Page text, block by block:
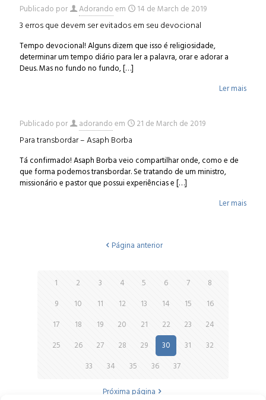
Publicado por Adorandoem 14 de March de 2019
3 erros que devem ser evitados em seu devocional
Tempo devocional! Alguns dizem que isso é religiosidade,
determinar um tempo diário para ler a palavra, orar e adorar a
Deus. Mas no fundo no fundo,[…]
Ler mais
Publicado por adorandoem 21 de March de 2019
Para transbordar – Asaph Borba
Tá confirmado! Asaph Borba veio compartilhar onde, como e de
que forma podemos transbordar. Se tratando de um ministro,
missionário e pastor que possui experiências e[…]
Ler mais
Página anterior
1 2 3 4 5 6 7
8
9
10 11 12 13 14 15
16
17
18 19 20 21 22 23
24
25
26 27 28 29 30 31
32
33
34 35 36
37
Próxima página